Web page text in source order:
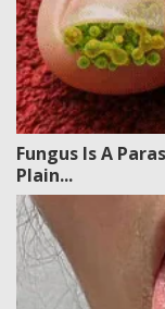
Fungus Is A
Plain...